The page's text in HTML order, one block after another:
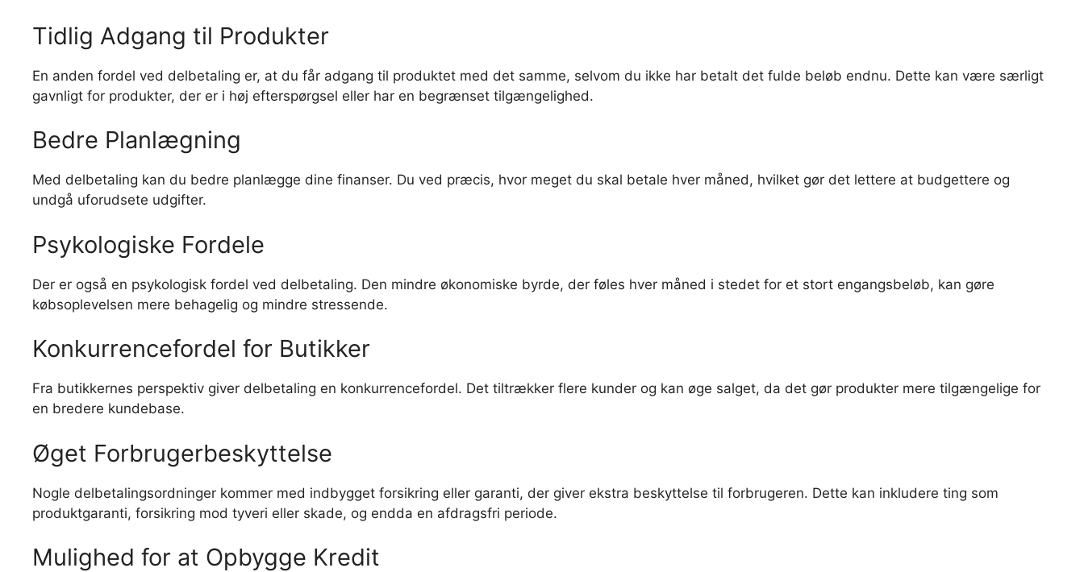
Tidlig Adgang til Produkter
En anden fordel ved delbetaling er, at du får adgang til produktet med det samme, selvom du ikke har betalt det fulde beløb endnu. Dette kan være særligt
gavnligt for produkter, der er i høj efterspørgsel eller har en begrænset tilgængelighed.
Bedre Planlægning
Med delbetaling kan du bedre planlægge dine finanser. Du ved præcis, hvor meget du skal betale hver måned, hvilket gør det lettere at budgettere og
undgå uforudsete udgifter.
Psykologiske Fordele
Der er også en psykologisk fordel ved delbetaling. Den mindre økonomiske byrde, der føles hver måned i stedet for et stort engangsbeløb, kan gøre
købsoplevelsen mere behagelig og mindre stressende.
Konkurrencefordel for Butikker
Fra butikkernes perspektiv giver delbetaling en konkurrencefordel. Det tiltrækker flere kunder og kan øge salget, da det gør produkter mere tilgængelige for
en bredere kundebase.
Øget Forbrugerbeskyttelse
Nogle delbetalingsordninger kommer med indbygget forsikring eller garanti, der giver ekstra beskyttelse til forbrugeren. Dette kan inkludere ting som
produktgaranti, forsikring mod tyveri eller skade, og endda en afdragsfri periode.
Mulighed for at Opbygge Kredit